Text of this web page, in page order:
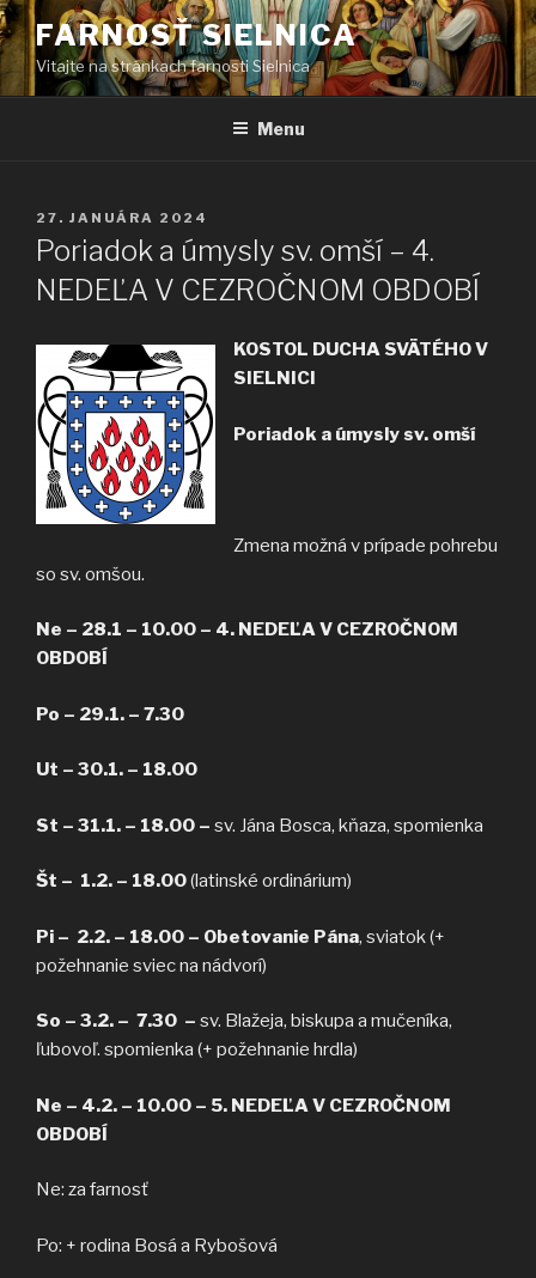
Prejsť
na
obsah
FARNOSŤ SIELNICA
Vitajte na stránkach farnosti Sielnica
Menu
PUBLIKOVANÉ
27. JANUÁRA 2024
Poriadok a úmysly sv. omší – 4.
NEDEĽA V CEZROČNOM OBDOBÍ
KOSTOL DUCHA SVÄTÉHO V
SIELNICI
Poriadok a úmysly sv. omší
Zmena možná v prípade pohrebu
so sv. omšou.
Ne – 28.1 – 10.00 – 4. NEDEĽA V CEZROČNOM
OBDOBÍ
Po – 29.1. – 7.30
Ut – 30.1. – 18.00
St – 31.1. – 18.00 – sv. Jána Bosca, kňaza, spomienka
Št – 1.2. – 18.00(latinské ordinárium)
Pi – 2.2. – 18.00 – Obetovanie Pána, sviatok (+
požehnanie sviec na nádvorí)
So – 3.2. – 7.30 – sv. Blažeja, biskupa a mučeníka,
ľubovoľ. spomienka (+ požehnanie hrdla)
Ne – 4.2. – 10.00 – 5. NEDEĽA V CEZROČNOM
OBDOBÍ
Ne: za farnosť
Po: + rodina Bosá a Rybošová